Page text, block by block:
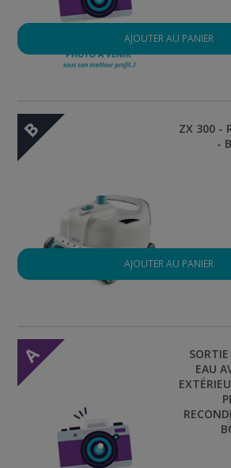
AJOUTER AU PANIER
B
ZX 300 -
-
AJOUTER AU PANIER
A
EAU